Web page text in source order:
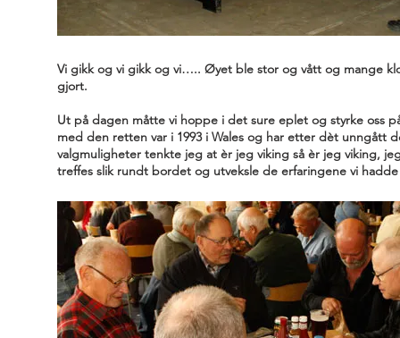
Vi gikk og vi gikk og vi….. Øyet ble stor og vått og mange
gjort.
Ut på dagen måtte vi hoppe i det sure eplet og styrke oss
med den retten var i 1993 i Wales og har etter dèt unngått
valgmuligheter tenkte jeg at èr jeg viking så èr jeg viking,
treffes slik rundt bordet og utveksle de erfaringene vi